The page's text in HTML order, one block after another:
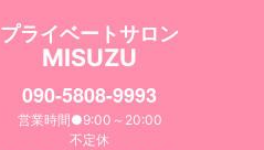
プライベートサロン
MISUZU
090-5808-9993
営業時間●9:00～20:00
不定休